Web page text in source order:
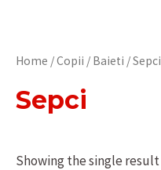
Home /Copii / Baieti / Sepci
Sepci
Showing the single result